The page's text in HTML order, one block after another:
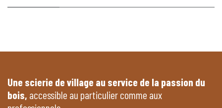
Une scierie de village au service de la passion du
bois, accessible au particulier comme aux